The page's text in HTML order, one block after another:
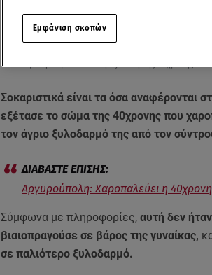
Add
Σοκάρει η ιατροδικαστική εξέταση της 40χρονης -
Σοκαριστικά είναι τα όσα αναφέρονται
εξέτασε το σώμα της 40χρονης που
τον άγριο ξυλοδαρμό της από τον
Αργυρούπολη: Χαροπαλεύει η
Σύμφωνα με πληροφορίες, αυτή δεν
βιαιοπραγούσε σε βάρος της γυναίκας,
σε παλιότερο ξυλοδαρμό.
Εμφάνιση σκοπών